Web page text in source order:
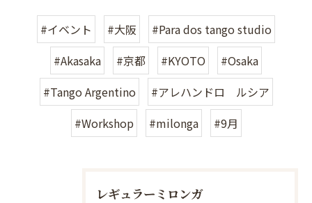
#イベント #大阪
#Para dos tango studio
#Akasaka
#京都 #KYOTO
#Osaka
#Tango Argentino
#アレハンドロ ルシア
#Workshop
#milonga #9月
レギュラーミロンガ